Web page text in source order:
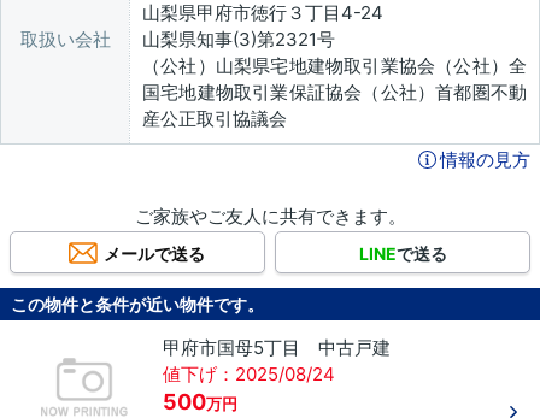
取扱い会社
山梨県甲府市徳行３丁目4-24
山梨県知事(3)第2321号
（公社）山梨県宅地建物取引業協会（公社）全
国宅地建物取引業保証協会（公社）首都圏不動
産公正取引協議会
情報の見方
ご家族やご友人に共有できます。
メールで送る LINEで送る
この物件と条件が近い物件です。
甲府市国母5丁目 中古戸建
値下げ：2025/08/24
500万円